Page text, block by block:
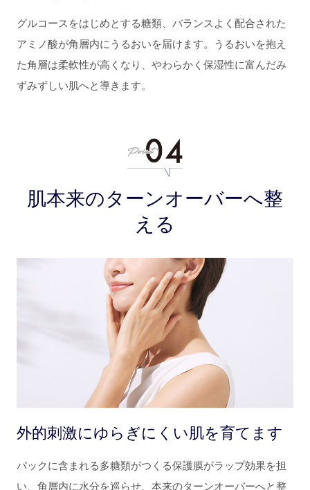
グルコースをはじめとする糖類、バランスよく配合された
アミノ酸が角層内にうるおいを届けます。うるおいを抱え
た角層は柔軟性が高くなり、やわらかく保湿性に富んだみ
ずみずしい肌へと導きます。
肌本来のターンオーバーへ整
える
外的刺激にゆらぎにくい肌を育てます
パックに含まれる多糖類がつくる保護膜がラップ効果を担
い、角層内に水分を巡らせ、本来のターンオーバーへと整